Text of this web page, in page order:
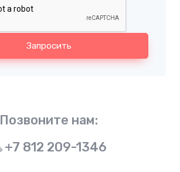
Запросить
Позвоните нам:
+7 812 209-1346